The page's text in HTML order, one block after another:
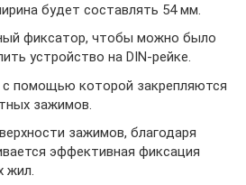
будет составлять 54 мм.
фиксатор, чтобы можно было
устройство на DIN-рейке.
помощью которой закрепляются
зажимов.
зажимов, благодаря
эффективная фиксация
жил.